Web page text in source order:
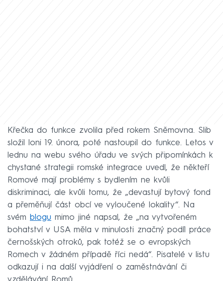
Křečka do funkce zvolila před rokem Sněmovna. Slib
složil loni 19. února, poté nastoupil do funkce. Letos v
lednu na webu svého úřadu ve svých připomínkách k
chystané strategii romské integrace uvedl, že někteří
Romové mají problémy s bydlením ne kvůli
diskriminaci, ale kvůli tomu, že „devastují bytový fond
a přeměňují část obcí ve vyloučené lokality“. Na
svém blogu mimo jiné napsal, že „na vytvořeném
bohatství v USA měla v minulosti značný podíl práce
černošských otroků, pak totéž se o evropských
Romech v žádném případě říci nedá“. Pisatelé v listu
odkazují i na další vyjádření o zaměstnávání či